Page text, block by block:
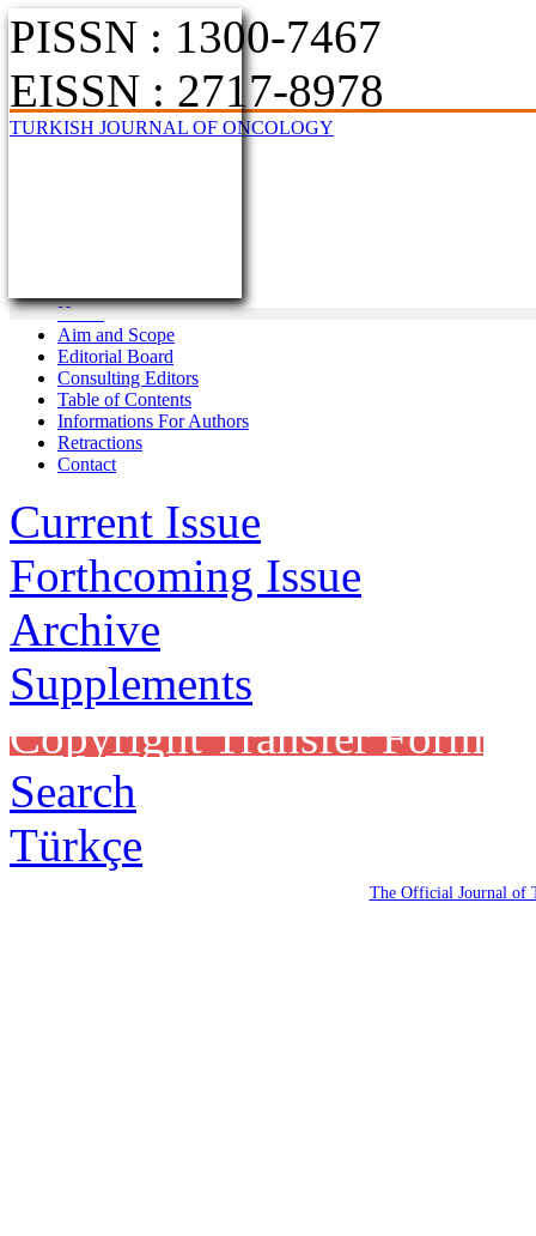
PISSN : 1300-7467
EISSN : 2717-8978
TURKISH JOURNAL OF ONCOLOGY
Home
Aim and Scope
Editorial Board
Consulting Editors
Table of Contents
Informations For Authors
Retractions
Contact
Current Issue
Forthcoming Issue
Archive
Supplements
Copyright Transfer Form
Search
Türkçe
The Official Journal of